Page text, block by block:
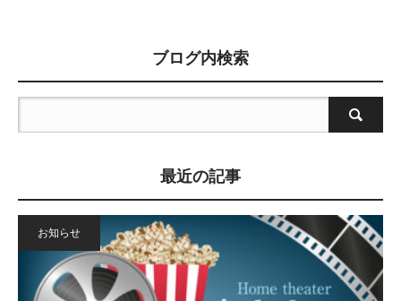
ブログ内検索
最近の記事
お知らせ